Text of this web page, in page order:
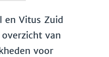
en Vitus Zuid
van
voor